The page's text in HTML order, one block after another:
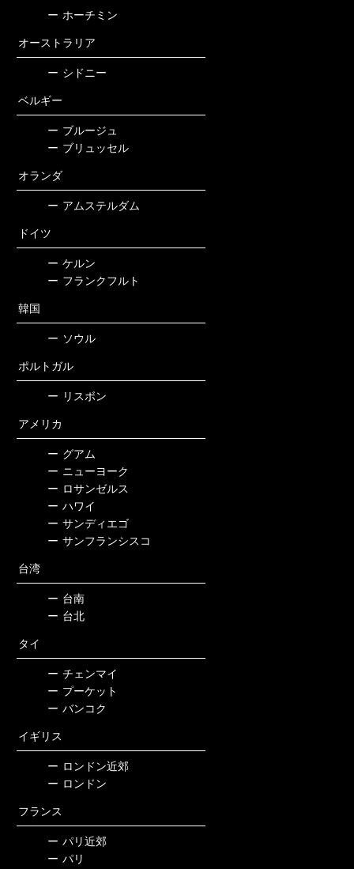
ー ホーチミン
オーストラリア
ー シドニー
ベルギー
ー ブルージュ
ー ブリュッセル
オランダ
ー アムステルダム
ドイツ
ー ケルン
ー フランクフルト
韓国
ー ソウル
ポルトガル
ー リスボン
アメリカ
ー グアム
ー ニューヨーク
ー ロサンゼルス
ー ハワイ
ー サンディエゴ
ー サンフランシスコ
台湾
ー 台南
ー 台北
タイ
ー チェンマイ
ー プーケット
ー バンコク
イギリス
ー ロンドン近郊
ー ロンドン
フランス
ー パリ近郊
ー パリ